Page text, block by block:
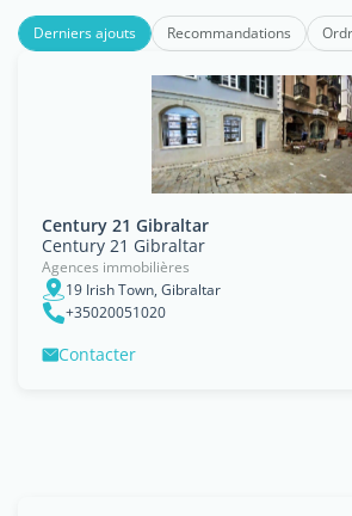
Derniers ajouts Recommandations
Century 21 Gibraltar
Century 21 Gibraltar
Agences immobilières
19 Irish Town, Gibraltar
+35020051020
Contacter